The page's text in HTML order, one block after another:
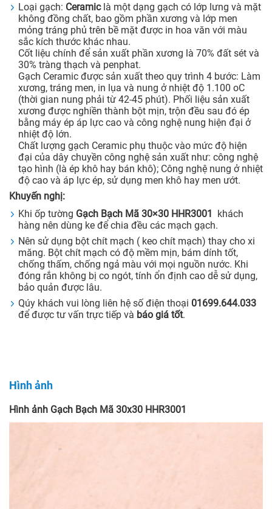
Loại gạch: Ceramiclà một dạng gạch có lớp lưng và mặt
không đồng chất, bao gồm phần xương và lớp men
mỏng tráng phủ trên bề mặt được in hoa văn với màu
sắc kích thước khác nhau.
Cốt liệu chính để sản xuất phần xương là 70% đất sét và
30% tràng thạch và penphat.
Gạch Ceramic được sản xuất theo quy trình 4 bước: Làm
xương, tráng men, in lụa và nung ở nhiệt độ 1.100 oC
(thời gian nung phải từ 42-45 phút). Phối liệu sản xuất
xương được nghiền thành bột mịn, trộn đều sau đó ép
bằng máy ép áp lực cao và công nghệ nung hiện đại ở
nhiệt độ lớn.
Chất lượng gạch Ceramic phụ thuộc vào mức độ hiện
đại của dây chuyền công nghệ sản xuất như: công nghệ
tạo hình (là ép khô hay bán khô); Công nghệ nung ở nhiệt
độ cao và áp lực ép, sử dụng men khô hay men ướt.
Khuyến nghị:
Khi ốp tường Gạch Bạch Mã 30×30 HHR3001 khách
hàng nên dùng ke để chia đều các mạch gạch.
Nên sử dụng bột chít mạch ( keo chít mạch) thay cho xi
măng. Bột chít mạch có độ mềm mịn, bám dính tốt,
chống thấm, chống ngả màu với mọi nguồn nước. Khi
đóng rắn không bị co ngót, tính ổn định cao dễ sử dụng,
bảo quản được lâu.
Qúy khách vui lòng liên hệ số điện thoại 01699.644.033
để được tư vấn trực tiếp và báo giá tốt.
Hình ảnh
Hình ảnh Gạch Bạch Mã 30x30 HHR3001